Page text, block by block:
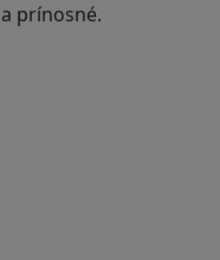
prínosné.